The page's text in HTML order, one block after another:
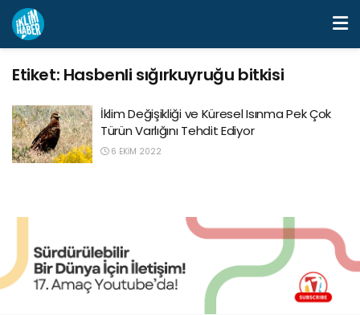
Etiket: Hasbenli sığırkuyruğu bitkisi
İklim Değişikliği ve Küresel Isınma Pek Çok
Türün Varlığını Tehdit Ediyor
6 EKIM 2022